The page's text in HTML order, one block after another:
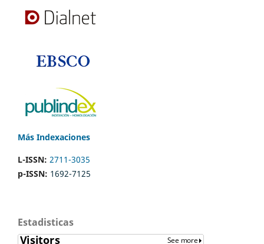
Más Indexaciones
L-ISSN: 2711-3035
p-ISSN: 1692-7125
Estadisticas